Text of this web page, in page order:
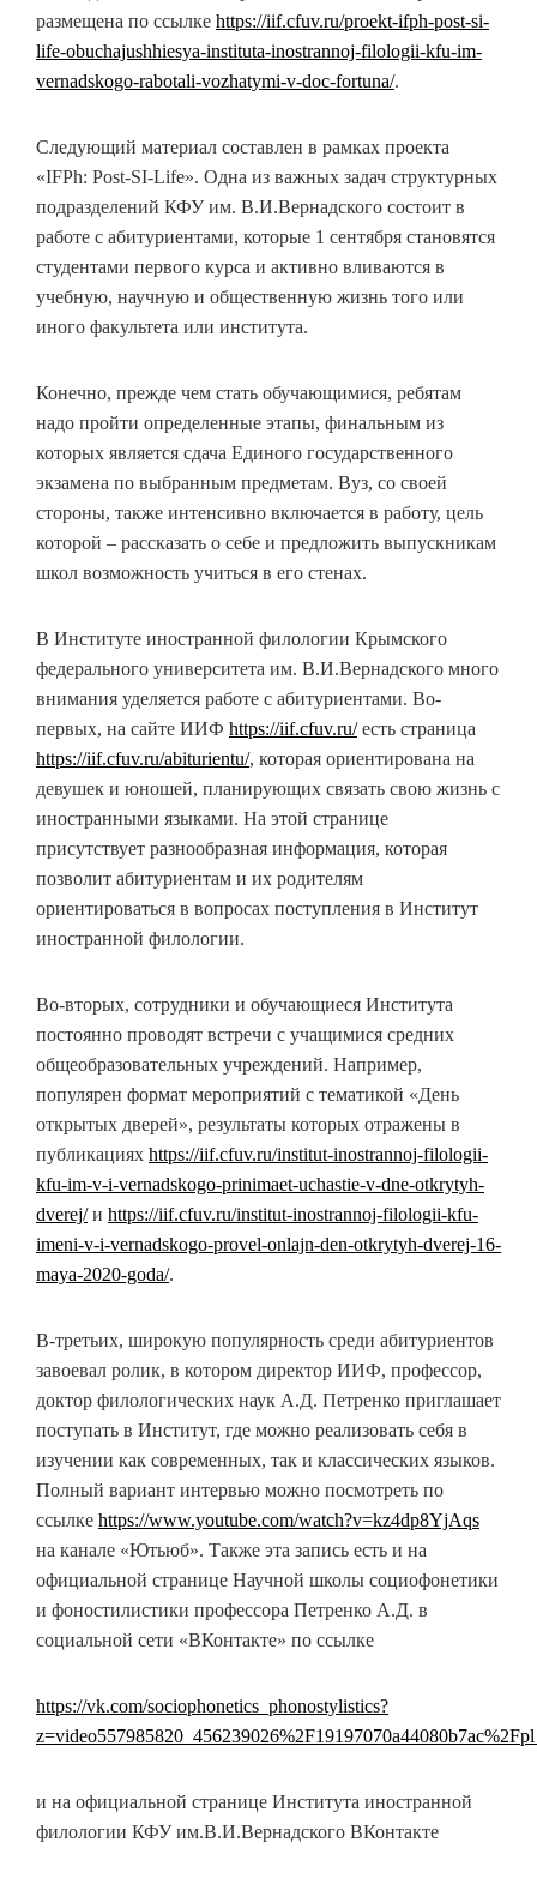
размещена по ссылке https://iif.cfuv.ru/proekt-ifph-post-si-
life-obuchajushhiesya-instituta-inostrannoj-filologii-kfu-im-
vernadskogo-rabotali-vozhatymi-v-doc-fortuna/.
Следующий материал составлен в рамках проекта
«IFPh: Post-SI-Life». Одна из важных задач структурных
подразделений КФУ им. В.И.Вернадского состоит в
работе с абитуриентами, которые 1 сентября становятся
студентами первого курса и активно вливаются в
учебную, научную и общественную жизнь того или
иного факультета или института.
Конечно, прежде чем стать обучающимися, ребятам
надо пройти определенные этапы, финальным из
которых является сдача Единого государственного
экзамена по выбранным предметам. Вуз, со своей
стороны, также интенсивно включается в работу, цель
которой – рассказать о себе и предложить выпускникам
школ возможность учиться в его стенах.
В Институте иностранной филологии Крымского
федерального университета им. В.И.Вернадского много
внимания уделяется работе с абитуриентами. Во-
первых, на сайте ИИФ https://iif.cfuv.ru/есть страница
https://iif.cfuv.ru/abiturientu/, которая ориентирована на
девушек и юношей, планирующих связать свою жизнь с
иностранными языками. На этой странице
присутствует разнообразная информация, которая
позволит абитуриентам и их родителям
ориентироваться в вопросах поступления в Институт
иностранной филологии.
Во-вторых, сотрудники и обучающиеся Института
постоянно проводят встречи с учащимися средних
общеобразовательных учреждений. Например,
популярен формат мероприятий с тематикой «День
открытых дверей», результаты которых отражены в
публикациях https://iif.cfuv.ru/institut-inostrannoj-filologii-
kfu-im-v-i-vernadskogo-prinimaet-uchastie-v-dne-otkrytyh-
dverej/и https://iif.cfuv.ru/institut-inostrannoj-filologii-kfu-
imeni-v-i-vernadskogo-provel-onlajn-den-otkrytyh-dverej-16-
maya-2020-goda/.
В-третьих, широкую популярность среди абитуриентов
завоевал ролик, в котором директор ИИФ, профессор,
доктор филологических наук А.Д. Петренко приглашает
поступать в Институт, где можно реализовать себя в
изучении как современных, так и классических языков.
Полный вариант интервью можно посмотреть по
ссылке https://www.youtube.com/watch?v=kz4dp8YjAqs
на канале «Ютьюб». Также эта запись есть и на
официальной странице Научной школы социофонетики
и фоностилистики профессора Петренко А.Д. в
социальной сети «ВКонтакте» по ссылке
https://vk.com/sociophonetics_phonostylistics?
и на официальной странице Института иностранной
филологии КФУ им.В.И.Вернадского ВКонтакте